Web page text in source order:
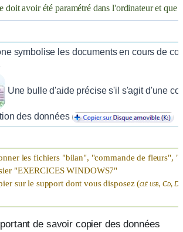
doit avoir été paramétré dans l'ordinateur et que
symbolise les documents en cours de
Une bulle d'aide précise s'il s'agit d'une
des données
les fichiers "bilan", "commande de fleurs",
"EXERCICES WINDOWS7"
sur le support dont vous disposez (clé usb, Cd,
de savoir copier des données